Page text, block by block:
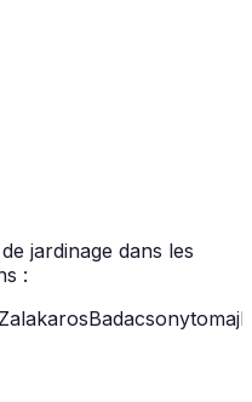
jardinage dans les
:
ZalakarosBadacsonytomaj